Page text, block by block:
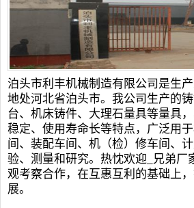
泊头市利丰机械制造有限公司是生产
地处河北省泊头市。我公司生产的
台、 机床铸件、 大理石量具等量具
稳定、使用寿命长等特点，广泛用
间、装配车间、机（检）修车间、
验、测量和研究。热忱欢迎_兄弟厂
观考察合作，在互惠互利的基础上
展。